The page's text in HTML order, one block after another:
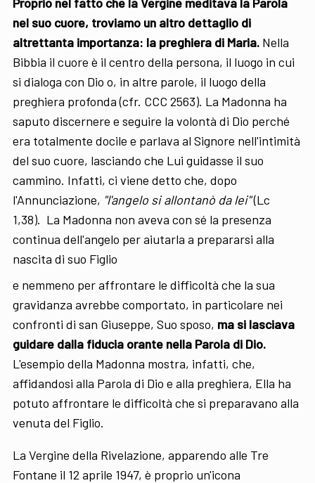
nel suo cuore, troviamo un altro dettaglio di
altrettanta importanza: la preghiera di Maria. Nella
Bibbia il cuore è il centro della persona, il luogo in cui
si dialoga con Dio o, in altre parole, il luogo della
preghiera profonda (cfr. CCC 2563). La Madonna ha
saputo discernere e seguire la volontà di Dio perché
era totalmente docile e parlava al Signore nell'intimità
del suo cuore, lasciando che Lui guidasse il suo
cammino. Infatti, ci viene detto che, dopo
l'Annunciazione, "l'angelo si allontanò da lei"(Lc
1,38). La Madonna non aveva con sé la presenza
continua dell'angelo per aiutarla a prepararsi alla
nascita di suo Figlio
e nemmeno per affrontare le difficoltà che la sua
gravidanza avrebbe comportato, in particolare nei
confronti di san Giuseppe, Suo sposo, ma si lasciava
guidare dalla fiducia orante nella Parola di Dio.
L'esempio della Madonna mostra, infatti, che,
affidandosi alla Parola di Dio e alla preghiera, Ella ha
potuto affrontare le difficoltà che si preparavano alla
venuta del Figlio.
La Vergine della Rivelazione, apparendo alle Tre
Fontane il 12 aprile 1947, è proprio un'icona